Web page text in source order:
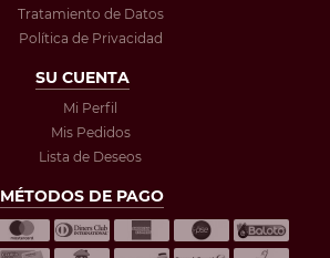
Tratamiento de Datos
Política de Privacidad
SU CUENTA
Mi Perfil
Mis Pedidos
Lista de Deseos
MÉTODOS DE PAGO